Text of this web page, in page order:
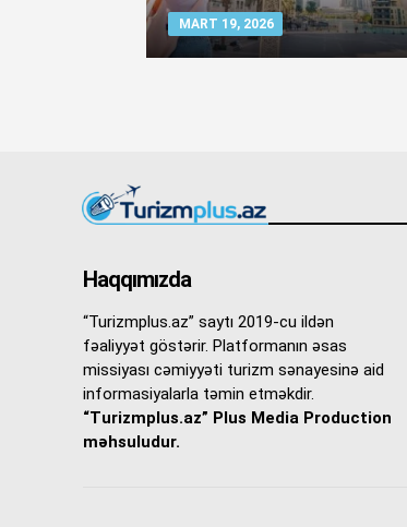
MART 19, 2026
Haqqımızda
“Turizmplus.az” saytı 2019-cu ildən
fəaliyyət göstərir. Platformanın əsas
missiyası cəmiyyəti turizm sənayesinə aid
informasiyalarla təmin etməkdir.
“Turizmplus.az” Plus Media Production
məhsuludur.